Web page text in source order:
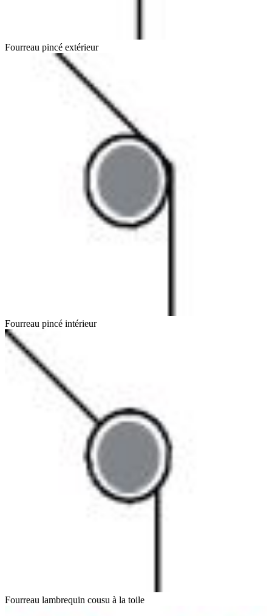
Fourreau pincé extérieur
Fourreau pincé intérieur
Fourreau lambrequin cousu à la toile